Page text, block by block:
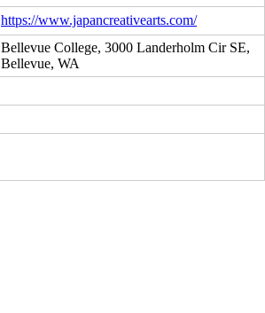
https://www.japancreativearts.com/
Bellevue College, 3000 Landerholm Cir SE,
Bellevue, WA